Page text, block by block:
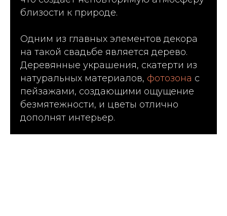
близости к природе.
Одним из главных элементов декора
на такой свадьбе является дерево.
Деревянные украшения, скатерти из
натуральных материалов, фотозона с
пейзажами, создающими ощущение
безмятежности, и цветы отлично
дополнят интерьер.